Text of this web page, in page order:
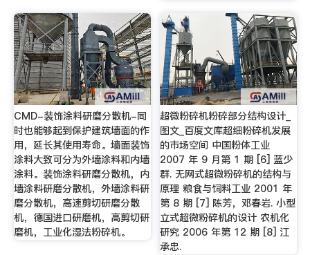
CMD-装饰涂料研磨分散机-同
时也能够起到保护建筑墙面的作
用，延长其使用寿命。墙面装饰
涂料大致可分为外墙涂料和内墙
涂料。装饰涂料研磨分散机，内
墙涂料研磨分散机，外墙涂料研
磨分散机，高速剪切研磨分散
机，德国进口研磨机，高剪切研
磨机，工业化湿法粉碎机。
超微粉碎机粉碎部分结构设计_
图文_百度文库超细粉碎机发展
的市场空间 中国粉体工业
2007 年 9 月第 1 期 [6] 蓝少
群. 无网式超微粉碎机的结构与
原理 粮食与饲料工业 2001 年
第 8 期 [7] 陈芳，邓春岩. 小型
立式超微粉碎机的设计 农机化
研究 2006 年第 12 期 [8] 江
承忠.